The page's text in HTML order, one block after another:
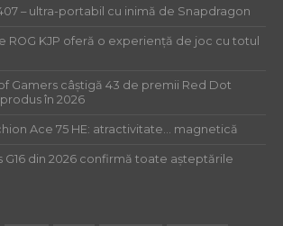
– ultra-portabil cu inimă de Snapdragon
ROG KJP oferă o experiență de joc cu totul
Gamers câștigă 43 de premii Red Dot
în 2026
Ace 75 HE: atractivitate… magnetică
G16 din 2026 confirmă toate așteptările